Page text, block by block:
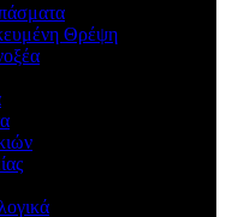
Θρέψη